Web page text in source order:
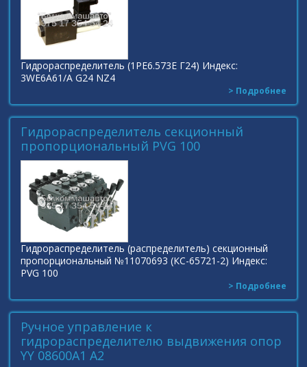
Гидрораспределитель (1РЕ6.573Е Г24) Индекс:
3WE6А61/A G24 NZ4
> Подробнее
Гидрораспределитель секционный
пропорциональный PVG 100
Гидрораспределитель (распределитель) секционный
пропорциональный №11070693 (КС-65721-2) Индекс:
PVG 100
> Подробнее
Ручное управление к
гидрораспределителю выдвижения опор
YY 08600A1 A2